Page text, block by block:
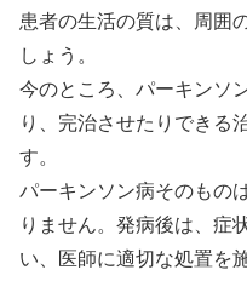
患者の生活の質は、周囲
しょう。
今のところ、パーキンソ
り、完治させたりできる
す。
パーキンソン病そのもの
りません。発病後は、症
い、医師に適切な処置を